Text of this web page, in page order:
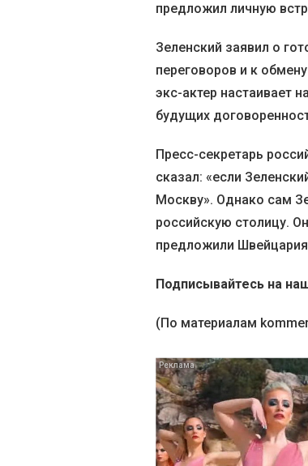
предложил личную
Зеленский заявил о
переговоров и к
экс-актер настаивает
будущих
Пресс-секретарь
сказал: «если
Москву». Однако сам
российскую столицу.
предложили
Подписывайтесь на
(По материалам